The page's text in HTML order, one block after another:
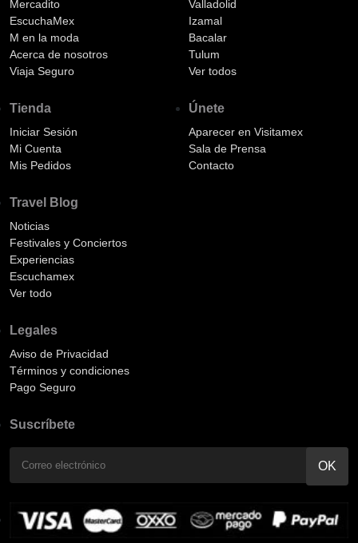
Mercadito
EscuchaMex
M en la moda
Acerca de nosotros
Viaja Seguro
Tienda
Iniciar Sesión
Mi Cuenta
Mis Pedidos
Valladolid
Izamal
Bacalar
Tulum
Ver todos
Únete
Aparecer en Visitamex
Sala de Prensa
Contacto
Travel Blog
Noticias
Festivales y Conciertos
Experiencias
Escuchamex
Ver todo
Legales
Aviso de Privacidad
Términos y condiciones
Pago Seguro
Suscríbete